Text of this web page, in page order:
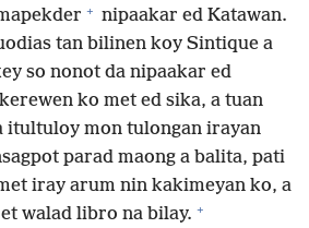
+ nipaakar ed Katawan.
tan bilinen koy Sintique a
so nonot da nipaakar ed
ko met ed sika, a tuan
itultuloy mon tulongan irayan
parad maong a balita, pati
iray arum nin kakimeyan ko, a
walad libro na bilay. +